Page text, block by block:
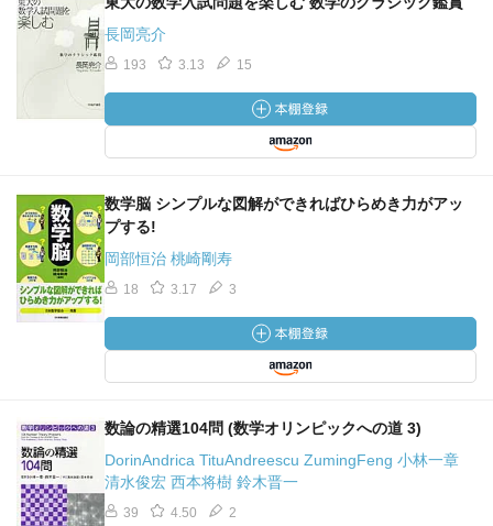
長岡亮介
193 3.13 15
数学脳 シンプルな図解ができればひらめき力がアッ
プする!
岡部恒治 桃崎剛寿
18 3.17 3
数論の精選104問 (数学オリンピックへの道 3)
DorinAndrica TituAndreescu ZumingFeng 小林一章
清水俊宏 西本将樹 鈴木晋一
39 4.50 2